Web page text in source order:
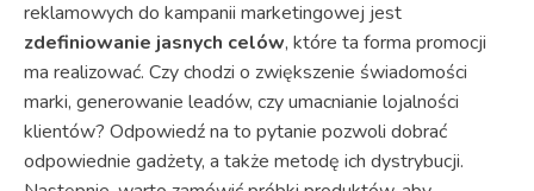
reklamowych do kampanii marketingowej jest
zdefiniowanie jasnych celów, które ta forma promocji
ma realizować. Czy chodzi o zwiększenie świadomości
marki, generowanie leadów, czy umacnianie lojalności
klientów? Odpowiedź na to pytanie pozwoli dobrać
odpowiednie gadżety, a także metodę ich dystrybucji.